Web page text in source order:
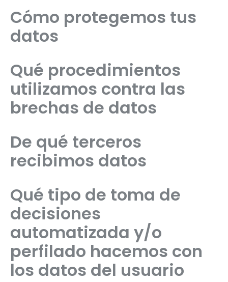
Cómo protegemos tus
datos
Qué procedimientos
utilizamos contra las
brechas de datos
De qué terceros
recibimos datos
Qué tipo de toma de
decisiones
automatizada y/o
perfilado hacemos con
los datos del usuario